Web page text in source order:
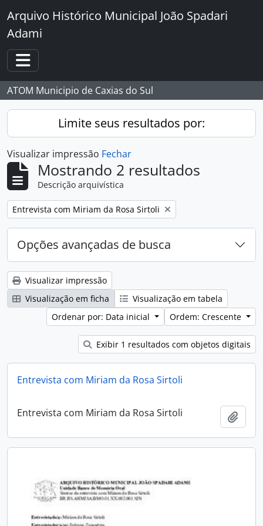
Skip to main content
Arquivo Histórico Municipal João Spadari
Adami
Toggle navigation
ATOM Municipio de Caxias do Sul
Limite seus resultados por:
Visualizar impressão Fechar
Mostrando 2 resultados
Descrição arquivística
Remover filtro:
Entrevista com Miriam da Rosa Sirtoli
Opções avançadas de busca
Visualizar impressão
Visualização em ficha
Visualização em tabela
Ordenar por: Data inicial
Ordem: Crescente
Exibir 1 resultados com objetos digitais
Entrevista com Miriam da Rosa Sirtoli
Entrevista com Miriam da Rosa Sirtoli